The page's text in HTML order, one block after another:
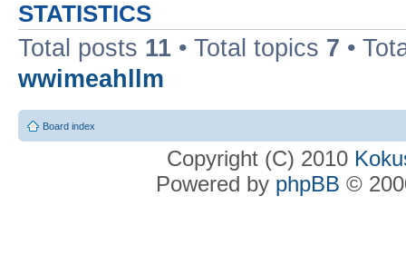
STATISTICS
Total posts 11 • Total topics 7 •
wwimeahllm
Board index
Copyright (C) 2010
Powered by phpBB ©